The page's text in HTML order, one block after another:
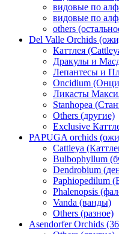
видовые по
видовые по
others
Del Valle Orchids
Каттлея
Дракулы и
Лепантесы и
Oncidium
Ликасты
Stanhopea
Others (другие)
Exclusive
PAPUGA orchids
Cattleya
Bulbophyllum
Dendrobium
Paphiopedilum
Phalenopsis
Vanda (ванды)
Others (разное)
Asendorfer Orchids